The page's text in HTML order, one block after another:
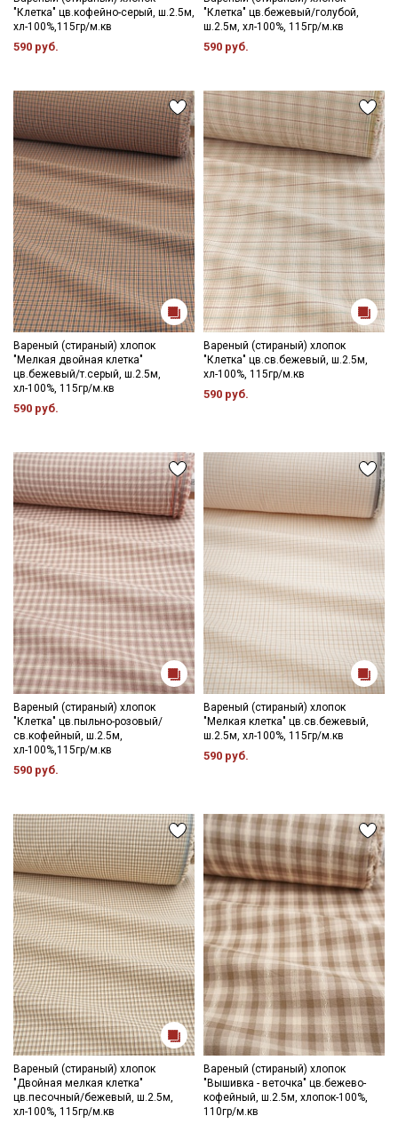
"Клетка" цв.кофейно-серый, ш.2.5м,
хл-100%,115гр/м.кв
590 руб.
"Клетка" цв.бежевый/голубой,
ш.2.5м, хл-100%, 115гр/м.кв
590 руб.
Вареный (стираный) хлопок
"Мелкая двойная клетка"
цв.бежевый/т.серый, ш.2.5м,
хл-100%, 115гр/м.кв
590 руб.
Вареный (стираный) хлопок
"Клетка" цв.св.бежевый, ш.2.5м,
хл-100%, 115гр/м.кв
590 руб.
Вареный (стираный) хлопок
"Клетка" цв.пыльно-розовый/
св.кофейный, ш.2.5м,
хл-100%,115гр/м.кв
590 руб.
Вареный (стираный) хлопок
"Мелкая клетка" цв.св.бежевый,
ш.2.5м, хл-100%, 115гр/м.кв
590 руб.
Вареный (стираный) хлопок
"Двойная мелкая клетка"
цв.песочный/бежевый, ш.2.5м,
хл-100%, 115гр/м.кв
Вареный (стираный) хлопок
"Вышивка - веточка" цв.бежево-
кофейный, ш.2.5м, хлопок-100%,
110гр/м.кв